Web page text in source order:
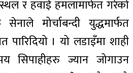
र हवाई हमलामार्फत गरेको
मोर्चाबन्दी युद्धमार्फत
पारिदियो । यो लडाइँमा शाही
सिपाहीहरु ज्यान जोगाउन